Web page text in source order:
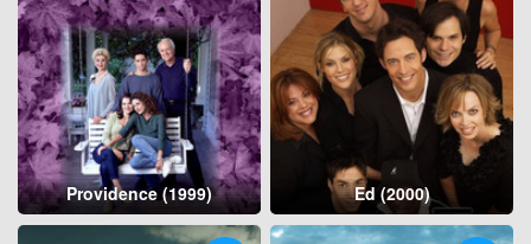
Providence (1999) Ed (2000)